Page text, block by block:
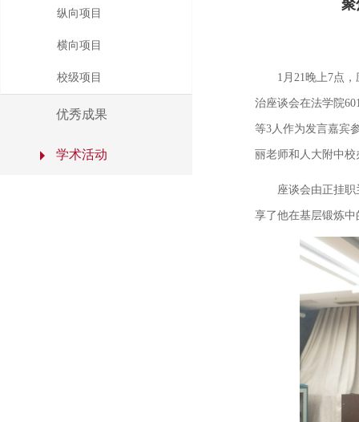
纵向项目
横向项目
校级项目
优秀成果
学术活动
聚
1 月 21晚上7点
治座谈会在法学院
等3人作为发言嘉宾
丽老师和人大附中
座谈会由正挂
享了他在基层锻炼